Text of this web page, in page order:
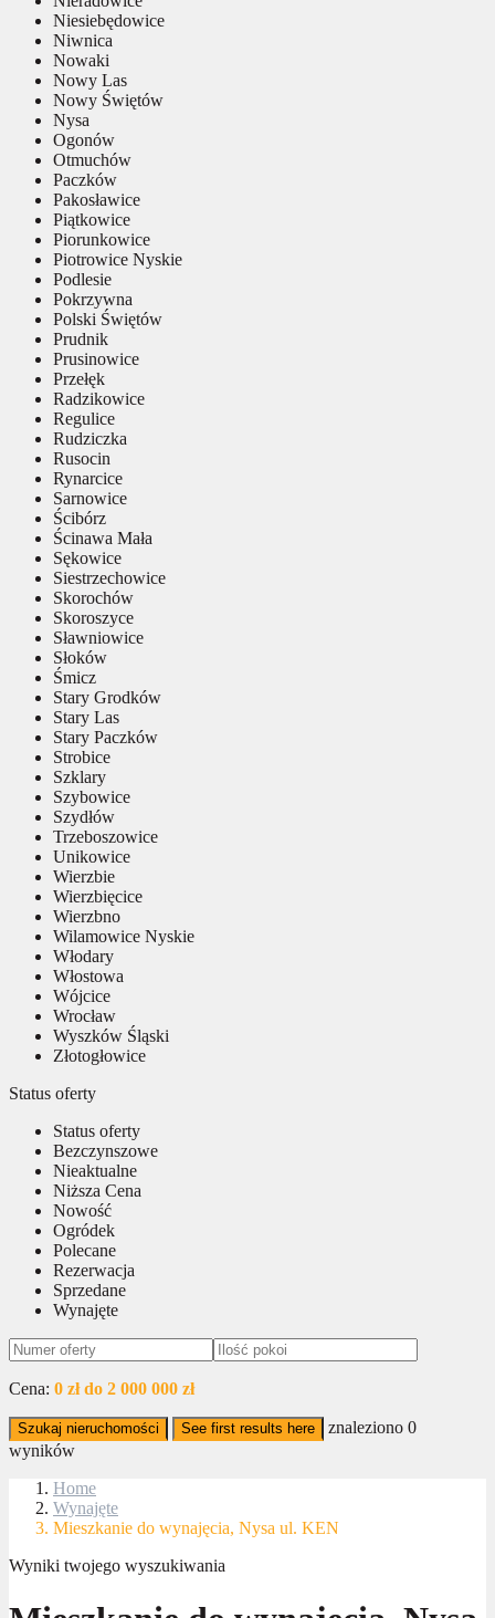
Niesiebędowice
Niwnica
Nowaki
Nowy Las
Nowy Świętów
Nysa
Ogonów
Otmuchów
Paczków
Pakosławice
Piątkowice
Piorunkowice
Piotrowice Nyskie
Podlesie
Pokrzywna
Polski Świętów
Prudnik
Prusinowice
Przełęk
Radzikowice
Regulice
Rudziczka
Rusocin
Rynarcice
Sarnowice
Ścibórz
Ścinawa Mała
Sękowice
Siestrzechowice
Skorochów
Skoroszyce
Sławniowice
Słoków
Śmicz
Stary Grodków
Stary Las
Stary Paczków
Strobice
Szklary
Szybowice
Szydłów
Trzeboszowice
Unikowice
Wierzbie
Wierzbięcice
Wierzbno
Wilamowice Nyskie
Włodary
Włostowa
Wójcice
Wrocław
Wyszków Śląski
Złotogłowice
Status oferty
Status oferty
Bezczynszowe
Nieaktualne
Niższa Cena
Nowość
Ogródek
Polecane
Rezerwacja
Sprzedane
Wynajęte
Cena: 0 zł do 2 000 000 zł
Szukaj nieruchomości See first results here znaleziono 0
wyników
Home
Wynajęte
Mieszkanie do wynajęcia, Nysa ul. KEN
Wyniki twojego wyszukiwania